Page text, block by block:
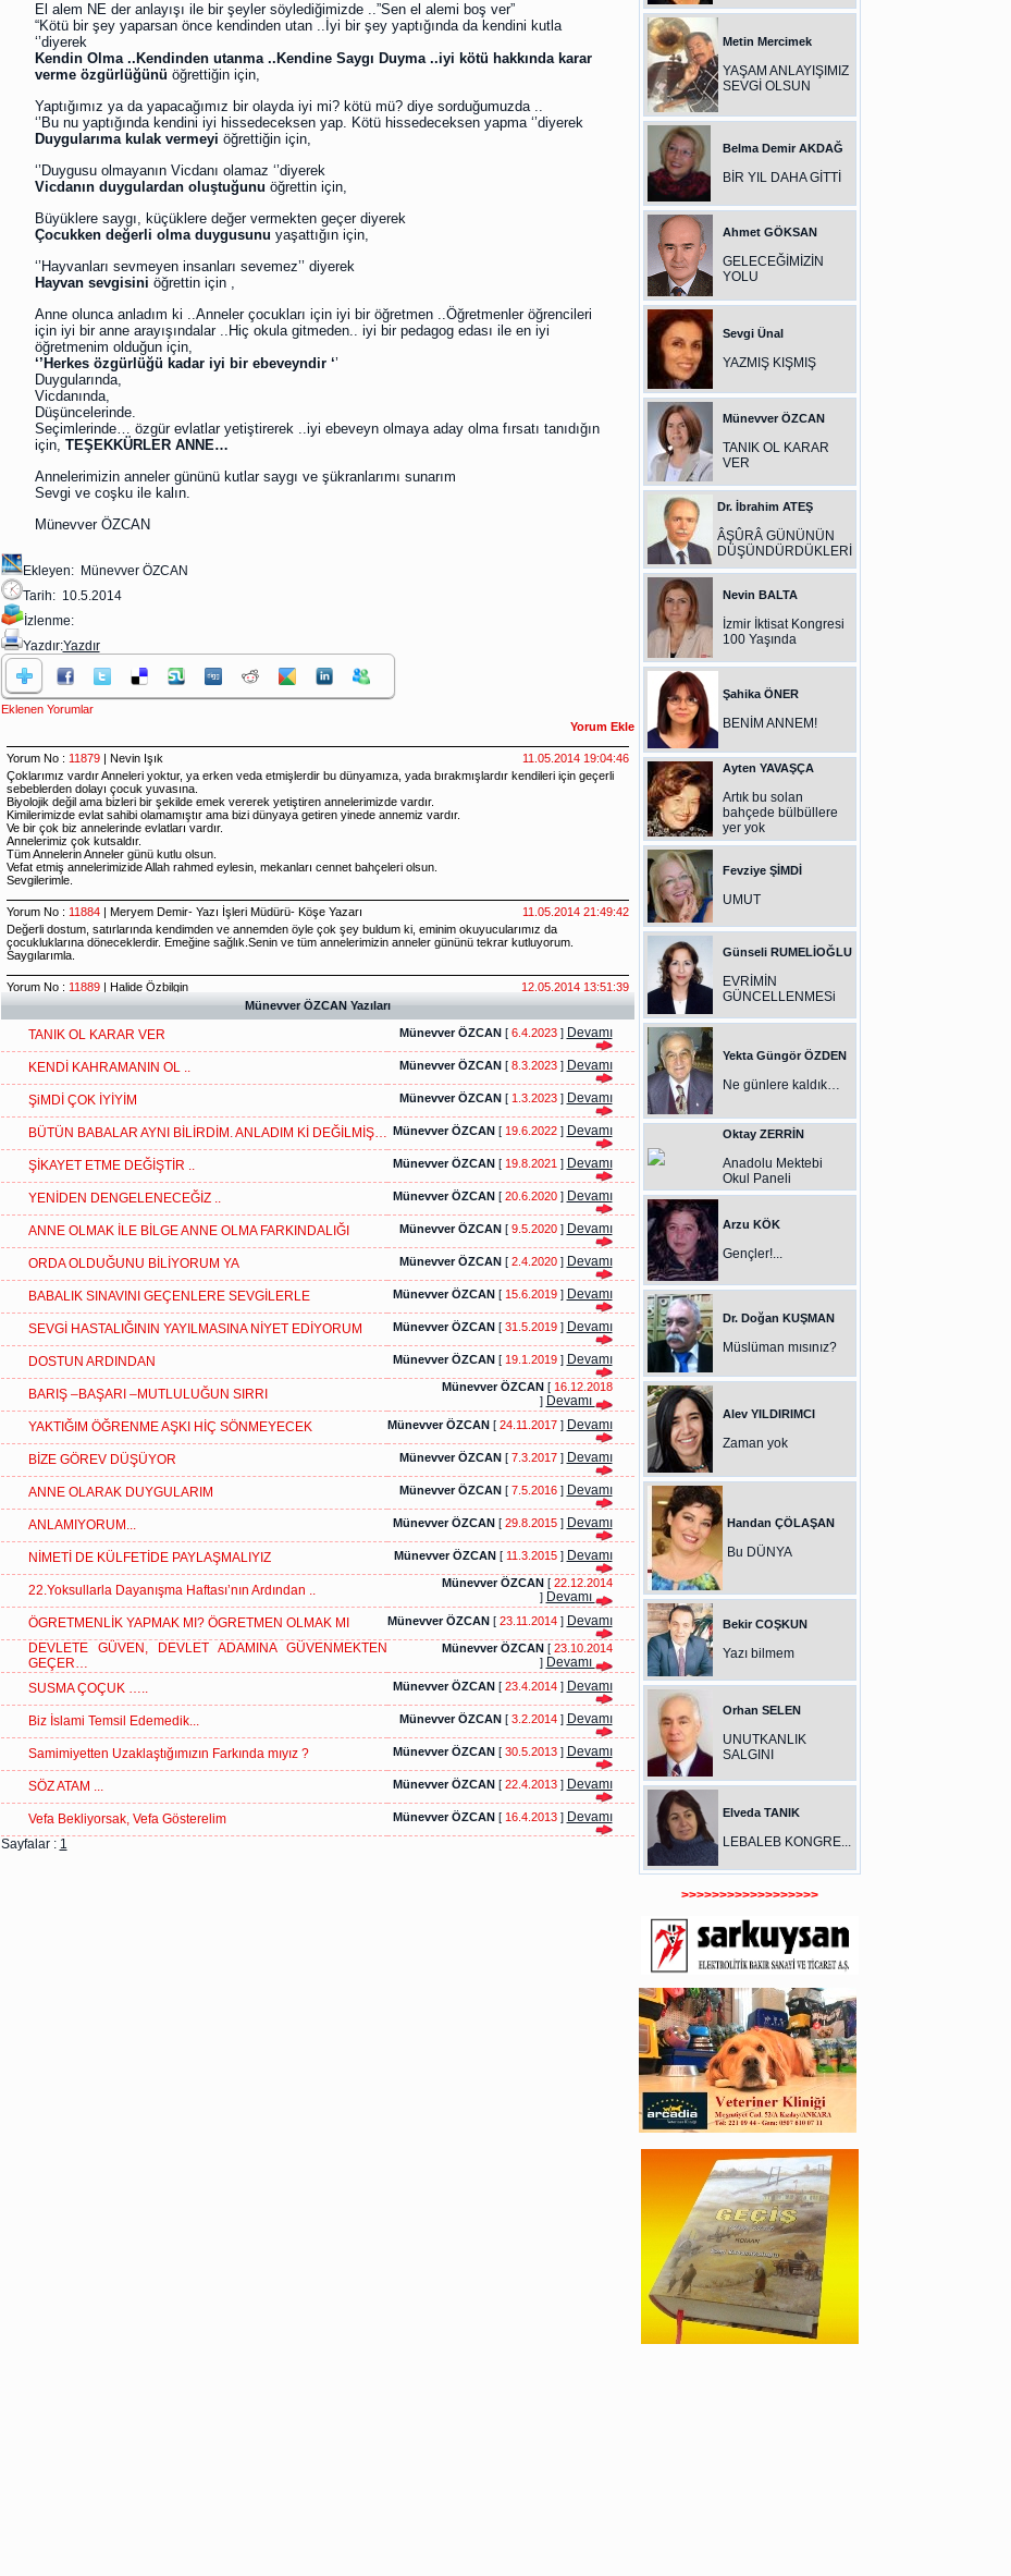
El alem NE der anlayışı ile bir şeyler söylediğimizde ..”Sen el alemi boş ver”
“Kötü bir şey yaparsan önce kendinden utan ..İyi bir şey yaptığında da kendini kutla
‘’diyerek
Kendin Olma ..Kendinden utanma ..Kendine Saygı Duyma ..iyi kötü hakkında karar
verme özgürlüğünü öğrettiğin için,
Yaptığımız ya da yapacağımız bir olayda iyi mi? kötü mü? diye sorduğumuzda ..
‘’Bu nu yaptığında kendini iyi hissedeceksen yap. Kötü hissedeceksen yapma ‘’diyerek
Duygularıma kulak vermeyi öğrettiğin için,
‘’Duygusu olmayanın Vicdanı olamaz ‘’diyerek
Vicdanın duygulardan oluştuğunu öğrettin için,
Büyüklere saygı, küçüklere değer vermekten geçer diyerek
Çocukken değerli olma duygusunu yaşattığın için,
‘’Hayvanları sevmeyen insanları sevemez’’ diyerek
Hayvan sevgisini öğrettin için ,
Anne olunca anladım ki ..Anneler çocukları için iyi bir öğretmen ..Öğretmenler öğrencileri
için iyi bir anne arayışındalar ..Hiç okula gitmeden.. iyi bir pedagog edası ile en iyi
öğretmenim olduğun için,
‘’Herkes özgürlüğü kadar iyi bir ebeveyndir ‘’
Duygularında,
Vicdanında,
Düşüncelerinde.
Seçimlerinde… özgür evlatlar yetiştirerek ..iyi ebeveyn olmaya aday olma fırsatı tanıdığın
için, TEŞEKKÜRLER ANNE…
Annelerimizin anneler gününü kutlar saygı ve şükranlarımı sunarım
Sevgi ve coşku ile kalın.
Münevver ÖZCAN
Ekleyen: Münevver ÖZCAN
Tarih: 10.5.2014
İzlenme:
Yazdır:Yazdır
Eklenen Yorumlar
Münevver ÖZCAN Yazıları
TANIK OL KARAR VER Münevver ÖZCAN[6.4.2023 ] Devamı
KENDİ KAHRAMANIN OL .. Münevver ÖZCAN[8.3.2023 ] Devamı
ŞiMDİ ÇOK İYİYİM Münevver ÖZCAN[1.3.2023 ] Devamı
BÜTÜN BABALAR AYNI BİLİRDİM. ANLADIM Kİ DEĞİLMİŞ… Münevver ÖZCAN[19.6.2022 ] Devamı
ŞİKAYET ETME DEĞİŞTİR .. Münevver ÖZCAN[19.8.2021 ] Devamı
YENİDEN DENGELENECEĞİZ .. Münevver ÖZCAN[20.6.2020 ] Devamı
ANNE OLMAK İLE BİLGE ANNE OLMA FARKINDALIĞI Münevver ÖZCAN[9.5.2020 ] Devamı
ORDA OLDUĞUNU BİLİYORUM YA Münevver ÖZCAN[2.4.2020 ] Devamı
BABALIK SINAVINI GEÇENLERE SEVGİLERLE Münevver ÖZCAN[15.6.2019 ] Devamı
SEVGİ HASTALIĞININ YAYILMASINA NİYET EDİYORUM Münevver ÖZCAN[31.5.2019 ] Devamı
DOSTUN ARDINDAN Münevver ÖZCAN[19.1.2019 ] Devamı
BARIŞ –BAŞARI –MUTLULUĞUN SIRRI Münevver ÖZCAN[16.12.2018
] Devamı
YAKTIĞIM ÖĞRENME AŞKI HİÇ SÖNMEYECEK
Münevver ÖZCAN[24.11.2017 ] Devamı
BİZE GÖREV DÜŞÜYOR Münevver ÖZCAN[7.3.2017 ] Devamı
ANNE OLARAK DUYGULARIM Münevver ÖZCAN[7.5.2016 ] Devamı
ANLAMIYORUM... Münevver ÖZCAN[29.8.2015 ] Devamı
NİMETİ DE KÜLFETİDE PAYLAŞMALIYIZ Münevver ÖZCAN[11.3.2015 ] Devamı
22.Yoksullarla Dayanışma Haftası’nın Ardından .. Münevver ÖZCAN[22.12.2014
] Devamı
ÖGRETMENLİK YAPMAK MI? ÖGRETMEN OLMAK MI
Münevver ÖZCAN[23.11.2014 ] Devamı
DEVLETE GÜVEN, DEVLET ADAMINA GÜVENMEKTEN
GEÇER…
Münevver ÖZCAN[23.10.2014
] Devamı
SUSMA ÇOÇUK …..
Münevver ÖZCAN[23.4.2014 ] Devamı
Biz İslami Temsil Edemedik... Münevver ÖZCAN[3.2.2014 ] Devamı
Samimiyetten Uzaklaştığımızın Farkında mıyız ? Münevver ÖZCAN[30.5.2013 ] Devamı
SÖZ ATAM ... Münevver ÖZCAN[22.4.2013 ] Devamı
Vefa Bekliyorsak, Vefa Gösterelim Münevver ÖZCAN[16.4.2013 ] Devamı
Sayfalar : 1
Metin Mercimek
YAŞAM ANLAYIŞIMIZ
SEVGİ OLSUN
Belma Demir AKDAĞ
BİR YIL DAHA GİTTİ
Ahmet GÖKSAN
GELECEĞİMİZİN
YOLU
Sevgi Ünal
YAZMIŞ KIŞMIŞ
Münevver ÖZCAN
TANIK OL KARAR
VER
Dr. İbrahim ATEŞ
ÂŞÛRÂ GÜNÜNÜN
DÜŞÜNDÜRDÜKLERİ
Nevin BALTA
İzmir İktisat Kongresi
100 Yaşında
Şahika ÖNER
BENİM ANNEM!
Ayten YAVAŞÇA
Artık bu solan
bahçede bülbüllere
yer yok
Fevziye ŞİMDİ
UMUT
Günseli RUMELİOĞLU
EVRİMİN
GÜNCELLENMESi
Yekta Güngör ÖZDEN
Ne günlere kaldık…
Oktay ZERRİN
Anadolu Mektebi
Okul Paneli
Arzu KÖK
Gençler!...
Dr. Doğan KUŞMAN
Müslüman mısınız?
Alev YILDIRIMCI
Zaman yok
Handan ÇÖLAŞAN
Bu DÜNYA
Bekir COŞKUN
Yazı bilmem
Orhan SELEN
UNUTKANLIK
SALGINI
Elveda TANIK
LEBALEB KONGRE...
>>>>>>>>>>>>>>>>>>